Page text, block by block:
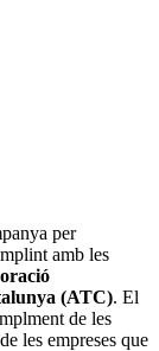
per
amb les
(ATC). El
de les
les empreses que